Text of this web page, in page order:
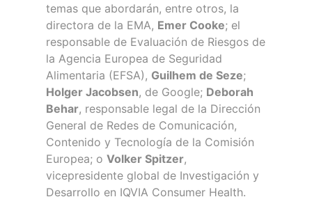
temas que abordarán, entre otros, la
directora de la EMA, Emer Cooke; el
responsable de Evaluación de Riesgos de
la Agencia Europea de Seguridad
Alimentaria (EFSA), Guilhem de Seze;
Holger Jacobsen, de Google; Deborah
Behar, responsable legal de la Dirección
General de Redes de Comunicación,
Contenido y Tecnología de la Comisión
Europea; o Volker Spitzer,
vicepresidente global de Investigación y
Desarrollo en IQVIA Consumer Health.